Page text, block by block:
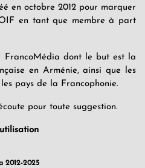
en octobre 2012 pour marquer
en tant que membre à part
dont le but est la
en Arménie, ainsi que les
pays de la Francophonie.
pour toute suggestion.
2012-2025